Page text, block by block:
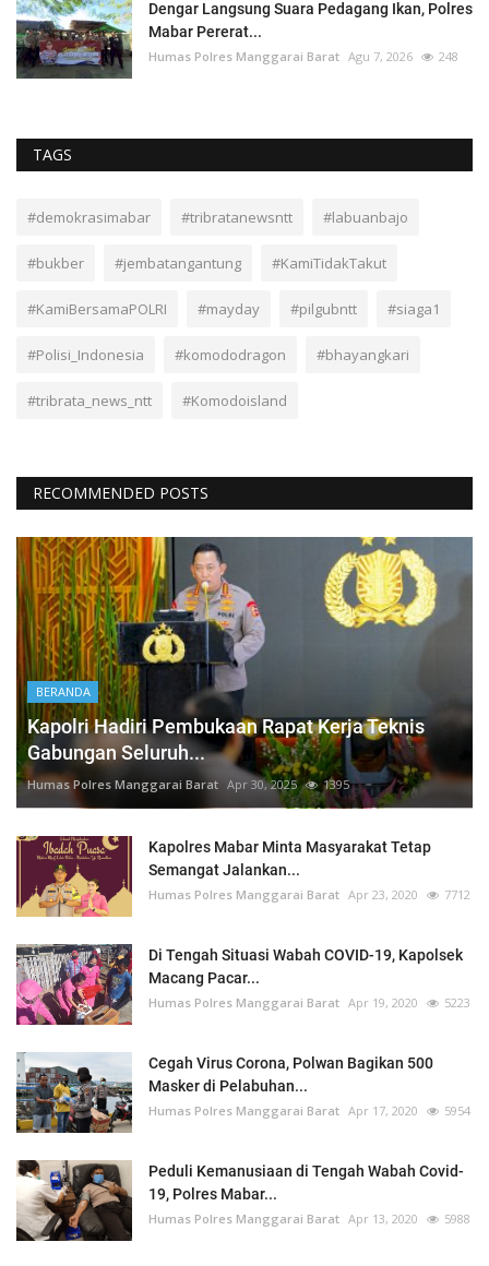
Dengar Langsung Suara Pedagang Ikan, Polres
Mabar Pererat...
Humas Polres Manggarai Barat Agu 7, 2026 248
TAGS
#demokrasimabar #tribratanewsntt #labuanbajo
#bukber #jembatangantung #KamiTidakTakut
#KamiBersamaPOLRI #mayday #pilgubntt #siaga1
#Polisi_Indonesia #komododragon #bhayangkari
#tribrata_news_ntt #Komodoisland
RECOMMENDED POSTS
BERANDA
Kapolri Hadiri Pembukaan Rapat Kerja Teknis
Gabungan Seluruh...
Humas Polres Manggarai Barat Apr 30, 2025 1395
Kapolres Mabar Minta Masyarakat Tetap
Semangat Jalankan...
Humas Polres Manggarai Barat Apr 23, 2020 7712
Di Tengah Situasi Wabah COVID-19, Kapolsek
Macang Pacar...
Humas Polres Manggarai Barat Apr 19, 2020 5223
Cegah Virus Corona, Polwan Bagikan 500
Masker di Pelabuhan...
Humas Polres Manggarai Barat Apr 17, 2020 5954
Peduli Kemanusiaan di Tengah Wabah Covid-
19, Polres Mabar...
Humas Polres Manggarai Barat Apr 13, 2020 5988